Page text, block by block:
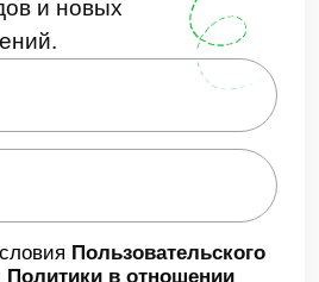
документами
подписаны УКЭП)
уровнях. Так
защищены
системы,
СКЗИ для
в локальном
данных, банки